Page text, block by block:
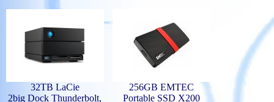
32TB LaCie
2big Dock Thunderbolt,
256GB EMTEC
Portable SSD X200